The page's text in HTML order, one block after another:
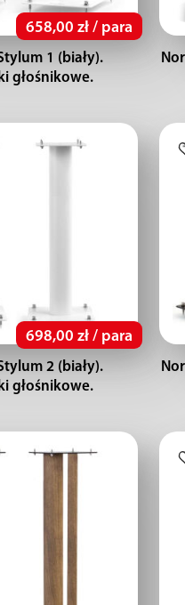
658,00 zł / para
1 (biały).
głośnikowe.
698,00 zł / para
2 (biały).
głośnikowe.